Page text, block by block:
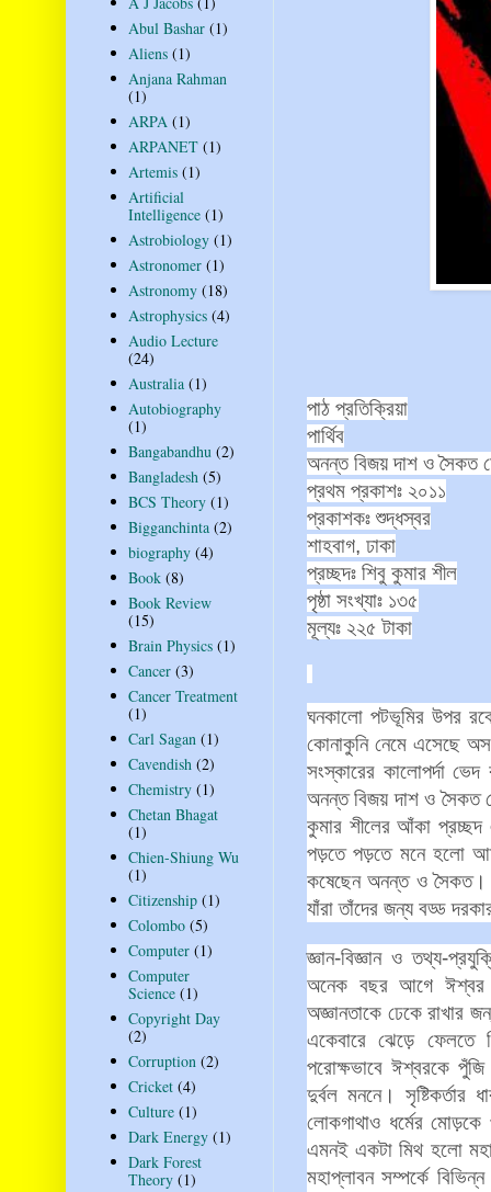
পাঠ প্রতিক্রিয়া
পার্থিব
অনন্ত বিজয় দাশ ও সৈকত
প্রথম প্রকাশঃ ২০১১
প্রকাশকঃ শুদ্ধস্বর
শাহবাগ, ঢাকা
প্রচ্ছদঃ শিবু কুমার শীল
পৃষ্ঠা সংখ্যাঃ ১৩৫
মূল্যঃ ২২৫ টাকা
ঘনকালো পটভূমির উপর
কোনাকুনি নেমে এসেছে
সংস্কারের কালোপর্দা ভেদ
অনন্ত বিজয় দাশ ও সৈকত
কুমার শীলের আঁকা প্রচ্ছদ
পড়তে পড়তে মনে হলো
কষেছেন অনন্ত ও সৈকত।
যাঁরা তাঁদের জন্য বড্ড
জ্ঞান-বিজ্ঞান ও তথ্য-
অনেক বছর আগে ঈশ্বর
অজ্ঞানতাকে ঢেকে রাখার
একেবারে ঝেড়ে ফেলতে
পরোক্ষভাবে ঈশ্বরকে পুঁজি
দুর্বল মননে। সৃষ্টিকর্তার
লোকগাথাও ধর্মের মোড়কে
এমনই একটা মিথ হলো
মহাপ্লাবন সম্পর্কে বিভিন্ন
Abul Bashar (1)
Aliens (1)
Anjana Rahman
(1)
ARPA (1)
ARPANET (1)
Artemis (1)
Artificial
Intelligence (1)
Astrobiology (1)
Astronomer (1)
Astronomy (18)
Astrophysics (4)
Audio Lecture
(24)
Australia (1)
Autobiography
(1)
Bangabandhu (2)
Bangladesh (5)
BCS Theory (1)
Bigganchinta (2)
biography (4)
Book (8)
Book Review
(15)
Brain Physics (1)
Cancer (3)
Cancer Treatment
(1)
Carl Sagan (1)
Cavendish (2)
Chemistry (1)
Chetan Bhagat
(1)
Chien-Shiung Wu
(1)
Citizenship (1)
Colombo (5)
Computer (1)
Computer
Science (1)
Copyright Day
(2)
Corruption (2)
Cricket (4)
Culture (1)
Dark Energy (1)
Dark Forest
Theory (1)